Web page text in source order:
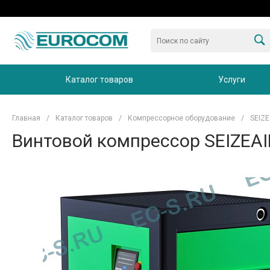
Каталог товаров Услуги
Главная / Каталог товаров / Компрессорное оборудование /
Винтовой компрессор